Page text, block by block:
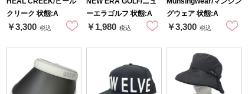
クリーク 状態:A
￥3,300 税込
ーエラゴルフ 状態:A
￥1,980 税込
グウェア 状態:A
￥3,300 税込